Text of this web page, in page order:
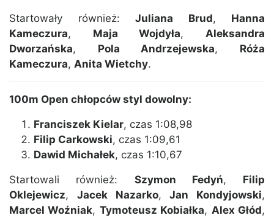
Startowały również: Juliana Brud, Hanna
Kameczura, Maja Wojdyła, Aleksandra
Dworzańska, Pola Andrzejewska, Róża
Kameczura, Anita Wietchy.
100m Open chłopców styl dowolny:
Franciszek Kielar, czas 1:08,98
Filip Carkowski, czas 1:09,61
Dawid Michałek, czas 1:10,67
Startowali również: Szymon Fedyń, Filip
Oklejewicz, Jacek Nazarko,Jan Kondyjowski,
Marcel Woźniak, Tymoteusz Kobiałka, Alex Głód,